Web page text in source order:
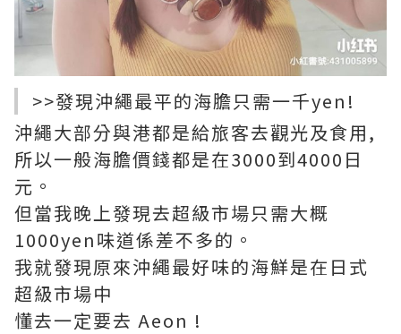
>>發現沖繩最平的海膽只需一千yen!
沖繩大部分與港都是給旅客去觀光及食用,
所以一般海膽價錢都是在3000到4000日
元。
但當我晚上發現去超級市場只需大概
1000yen味道係差不多的。
我就發現原來沖繩最好味的海鮮是在日式
超級市場中
懂去一定要去 Aeon !